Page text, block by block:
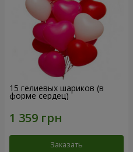
15 гелиевых шариков (в
форме сердец)
Заказать